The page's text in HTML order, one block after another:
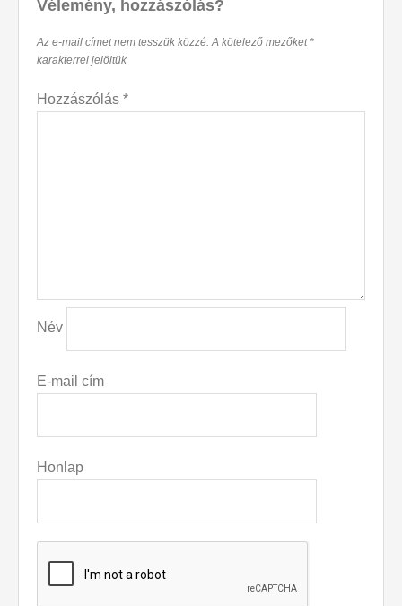
navigation
Vélemény, hozzászólás?
Az e-mail címet nem tesszük közzé. A kötelező mezőket *
karakterrel jelöltük
Hozzászólás *
Név
E-mail cím
Honlap